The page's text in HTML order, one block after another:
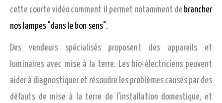
cette courte vidéo comment il permet notamment de brancher
nos lampes "dans le bon sens".
Des vendeurs spécialisés proposent des appareils et
luminaires avec mise à la terre. Les bio-électriciens peuvent
aider à diagnostiquer et résoudre les problèmes causés par des
défauts de mise à la terre de l'installation domestique, et